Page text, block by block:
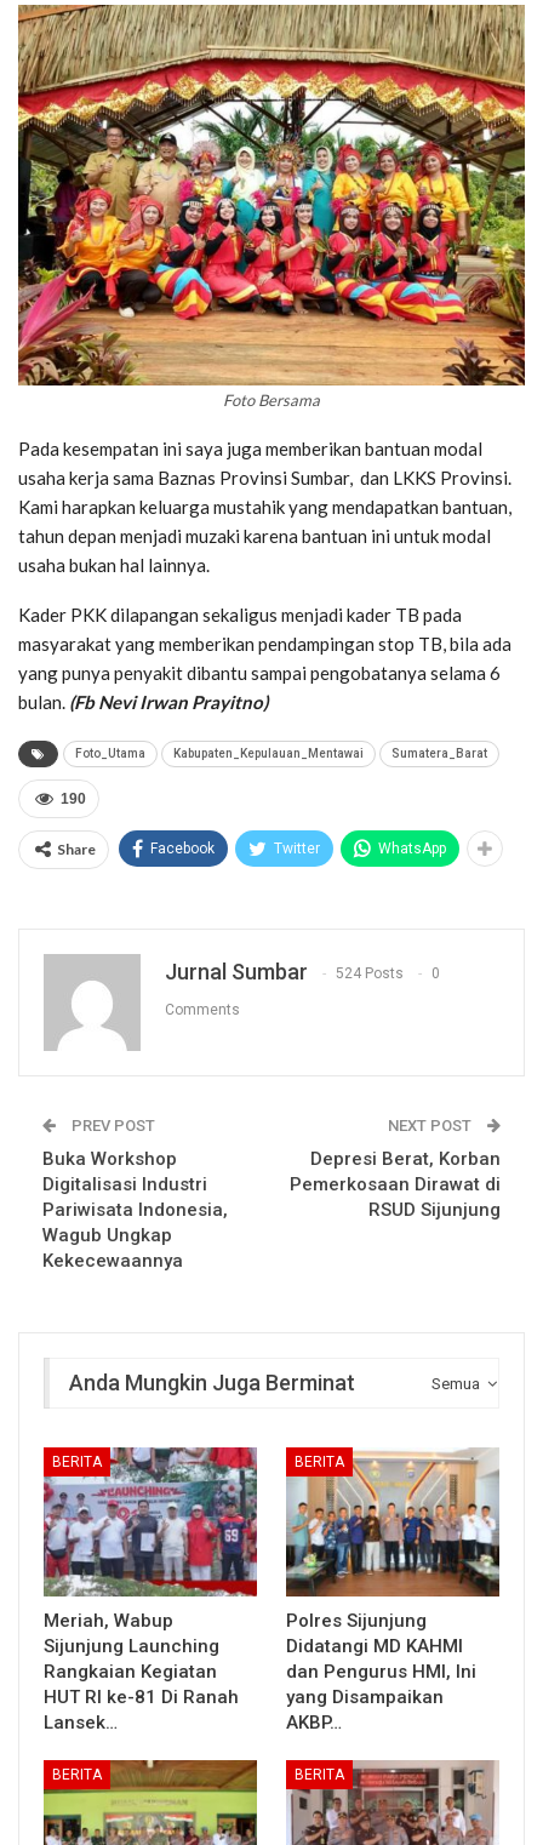
Foto Bersama
Pada kesempatan ini saya juga memberikan bantuan modal
usaha kerja sama Baznas Provinsi Sumbar, dan LKKS Provinsi.
Kami harapkan keluarga mustahik yang mendapatkan bantuan,
tahun depan menjadi muzaki karena bantuan ini untuk modal
usaha bukan hal lainnya.
Kader PKK dilapangan sekaligus menjadi kader TB pada
masyarakat yang memberikan pendampingan stop TB, bila ada
yang punya penyakit dibantu sampai pengobatanya selama 6
bulan. (Fb Nevi Irwan Prayitno)
Foto_Utama Kabupaten_Kepulauan_Mentawai Sumatera_Barat
190
Share Facebook Twitter WhatsApp
Jurnal Sumbar 524 Posts 0
Comments
PREV POST
Buka Workshop
Digitalisasi Industri
Pariwisata Indonesia,
Wagub Ungkap
Kekecewaannya
NEXT POST
Depresi Berat, Korban
Pemerkosaan Dirawat di
RSUD Sijunjung
Semua
Anda Mungkin Juga Berminat
BERITA
Meriah, Wabup
Sijunjung Launching
Rangkaian Kegiatan
HUT RI ke-81 Di Ranah
Lansek…
BERITA
Polres Sijunjung
Didatangi MD KAHMI
dan Pengurus HMI, Ini
yang Disampaikan
AKBP…
BERITA BERITA